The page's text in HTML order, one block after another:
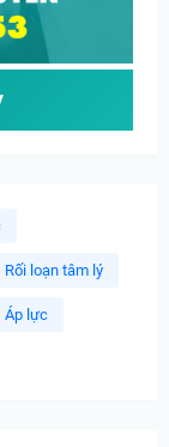
Rối loạn tâm lý
Áp lực